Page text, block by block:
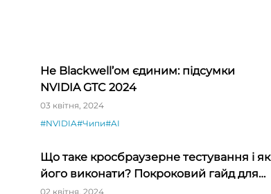
Не Blackwell’ом єдиним: підсумки
NVIDIA GTC 2024
03 квітня, 2024
#NVIDIA#Чипи#AI
Що таке кросбраузерне тестування і як
його виконати? Покроковий гайд для
QA-початківців
02 квітня, 2024